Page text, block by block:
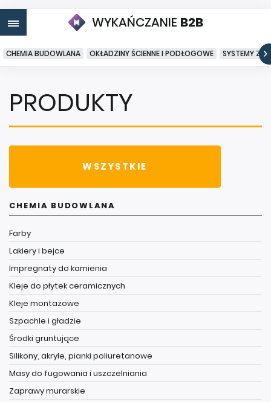
WYKAŃCZANIE B2B
CHEMIA BUDOWLANA OKŁADZINY ŚCIENNE I PODŁOGOWE SYSTEMY
PRODUKTY
WSZYSTKIE
CHEMIA BUDOWLANA
Farby
Lakiery i bejce
Impregnaty do kamienia
Kleje do płytek ceramicznych
Kleje montażowe
Szpachle i gładzie
Środki gruntujące
Silikony, akryle, pianki poliuretanowe
Masy do fugowania i uszczelniania
Zaprawy murarskie